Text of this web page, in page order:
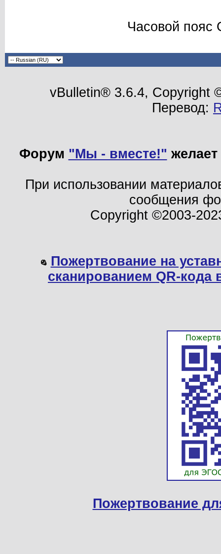
Часовой пояс
vBulletin® 3.6.4, Copyright
Перевод:
Форум "Мы - вместе!"
При использовании
сообщения
Copyright ©2003-
Пожертвование на
сканированием QR-
Пожертвование